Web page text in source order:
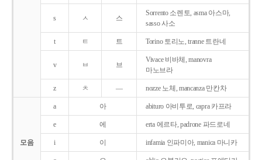
s ㅅ 스
Sorrento 소렌토, asma 아스마,
sasso 사소
t ㅌ 트 Torino 토리노, tranne 트란네
v ㅂ 브
Vivace 비바체, manovra
마노브라
z ㅊ ― nozze 노체, mancanza 만칸차
모음
a 아 abituro 아비투로, capra 카프라
e 에 erta 에르타, padrone 파드로네
i 이 infamia 인파미아, manica 마니카